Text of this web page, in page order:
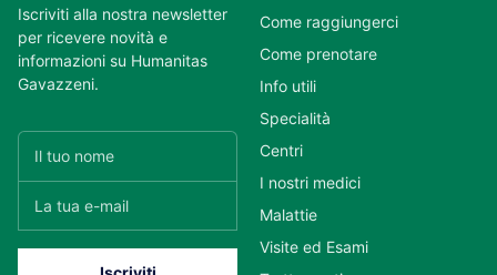
Iscriviti alla nostra newsletter
per ricevere novità e
informazioni su Humanitas
Gavazzeni.
Come raggiungerci
Come prenotare
Info utili
Specialità
Centri
I nostri medici
Malattie
Visite ed Esami